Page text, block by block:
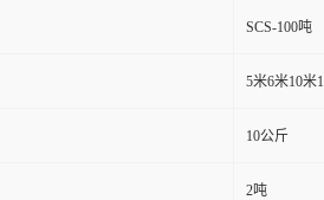
SCS-100吨
5米6米10米
10公斤
2吨